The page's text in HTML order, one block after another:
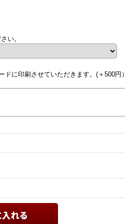
い。
に印刷させていただきます。(＋500円）